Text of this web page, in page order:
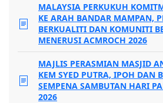
MALAYSIA PERKUKUH
KE ARAH BANDAR MAMPAN,
BERKUALITI DAN KOMUNITI
MENERUSI ACMROCH 2026
MAJLIS PERASMIAN MASJID
KEM SYED PUTRA, IPOH DAN
SEMPENA SAMBUTAN HARI
2026